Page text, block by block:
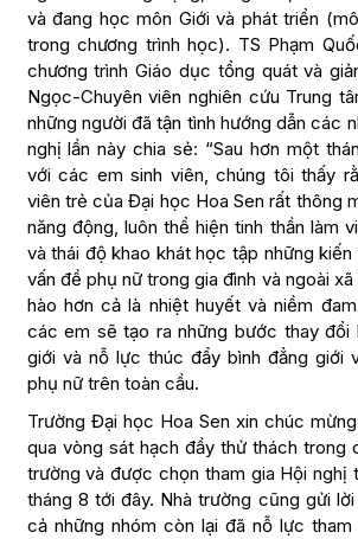
và đang học môn Giới và phát triển
trong chương trình học). TS Phạm
chương trình Giáo dục tổng quát và
Ngọc-Chuyên viên nghiên cứu Trung
những người đã tận tình hướng dẫn các
nghị lần này chia sẻ: “Sau hơn một
với các em sinh viên, chúng tôi thấy
viên trẻ của Đại học Hoa Sen rất thông
năng động, luôn thể hiện tinh thần làm
và thái độ khao khát học tập những
vấn đề phụ nữ trong gia đình và ngoài
hào hơn cả là nhiệt huyết và niềm
các em sẽ tạo ra những bước thay đổi
giới và nỗ lực thúc đẩy bình đẳng giới
phụ nữ trên toàn cầu.
Trường Đại học Hoa Sen xin chúc
qua vòng sát hạch đầy thử thách trong
trường và được chọn tham gia Hội nghị
tháng 8 tới đây. Nhà trường cũng gửi
cả những nhóm còn lại đã nỗ lực